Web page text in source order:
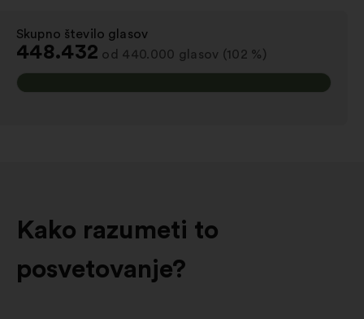
Skupno število glasov
:
448.432 od 440.000 glasov (102 %)
Kako razumeti to
posvetovanje?